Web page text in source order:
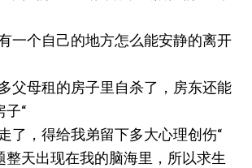
一个自己的地方怎么能安静的离开
父母租的房子里自杀了，房东还能
子“
了，得给我弟留下多大心理创伤“
整天出现在我的脑海里，所以求生